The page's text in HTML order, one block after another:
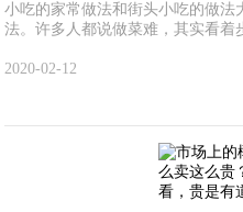
小吃的家常做法和街头小吃的做
法。许多人都说做菜难，其实看着
2020-02-12